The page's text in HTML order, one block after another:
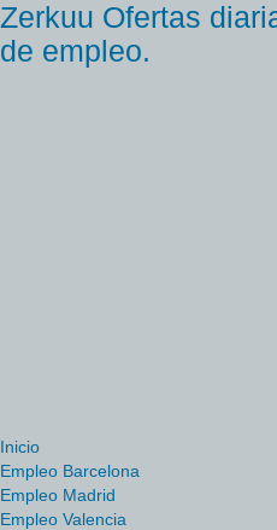
Zerkuu Ofertas
de empleo.
Inicio
Empleo Barcelona
Empleo Madrid
Empleo Valencia